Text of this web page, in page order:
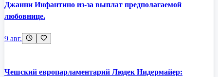
Джанни Инфантино из-за выплат предполагаемой
любовнице.
9 авг.
Чешский европарламентарий Людек Нидермайер: